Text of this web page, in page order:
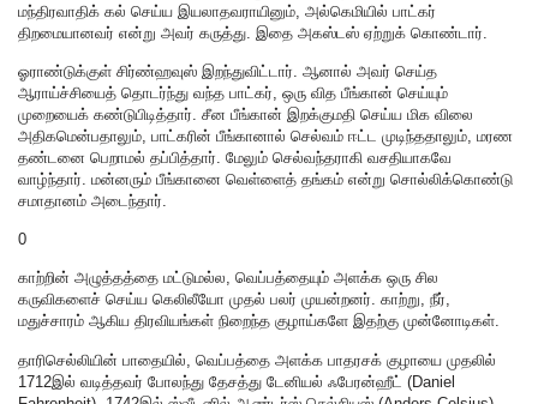
மந்திரவாதிக் கல் செய்ய இயலாதவராயினும், அல்கெமியில் பாட்கர்
திறமையானவர் என்று அவர் கருத்து. இதை அகஸ்டஸ் ஏற்றுக் கொண்டார்.
ஓராண்டுக்குள் சிர்ண்ஹவுஸ் இறந்துவிட்டார். ஆனால் அவர் செய்த
ஆராய்ச்சியைத் தொடர்ந்து வந்த பாட்கர், ஒரு வித பீங்கான் செய்யும்
முறையைக் கண்டுபிடித்தார். சீன பீங்கான் இறக்குமதி செய்ய மிக விலை
அதிகமென்பதாலும், பாட்கரின் பீங்கானால் செல்வம் ஈட்ட முடிந்ததாலும், மரண
தண்டனை பெறாமல் தப்பித்தார். மேலும் செல்வந்தராகி வசதியாகவே
வாழ்ந்தார். மன்னரும் பீங்கானை வெள்ளைத் தங்கம் என்று சொல்லிக்கொண்டு
சமாதானம் அடைந்தார்.
0
காற்றின் அழுத்தத்தை மட்டுமல்ல, வெப்பத்தையும் அளக்க ஒரு சில
கருவிகளைச் செய்ய கெலிலீயோ முதல் பலர் முயன்றனர். காற்று, நீர்,
மதுச்சாரம் ஆகிய திரவியங்கள் நிறைந்த குழாய்களே இதற்கு முன்னோடிகள்.
தாரிசெல்லியின் பாதையில், வெப்பத்தை அளக்க பாதரசக் குழாயை முதலில்
1712இல் வடித்தவர் போலந்து தேசத்து டேனியல் ஃபேரன்ஹீட் (Daniel